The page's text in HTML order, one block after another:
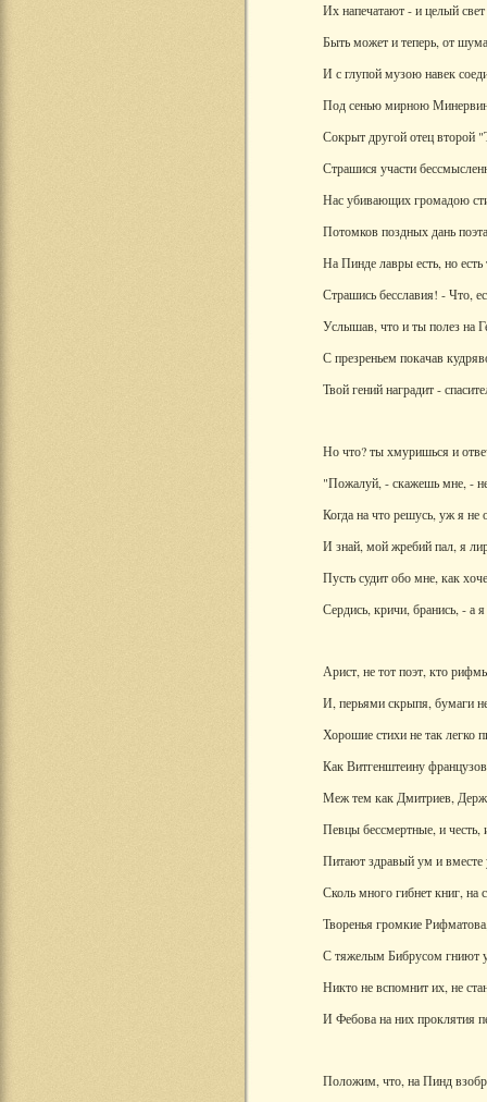
Их напечатают - и целый свет
Быть может и теперь, от
И с глупой музою навек
Под сенью мирною
Сокрыт другой отец второй
Страшися участи
Нас убивающих громадою
Потомков поздных дань
На Пинде лавры есть, но есть
Страшись бесславия! - Что,
Услышав, что и ты полез на
С презреньем покачав
Твой гений наградит -
Но что? ты хмуришься и
"Пожалуй, - скажешь мне, -
Когда на что решусь, уж я не
И знай, мой жребий пал, я
Пусть судит обо мне, как
Сердись, кричи, бранись, - а
Арист, не тот поэт, кто
И, перьями скрыпя, бумаги
Хорошие стихи не так легко
Как Витгенштеину
Меж тем как Дмитриев,
Певцы бессмертные, и честь,
Питают здравый ум и вместе
Сколь много гибнет книг, на
Творенья громкие
С тяжелым Бибрусом гниют
Никто не вспомнит их, не
И Фебова на них проклятия
Положим, что, на Пинд